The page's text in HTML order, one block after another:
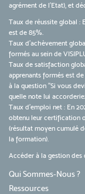
agrément de l’Etat), et
Taux de réussite global :
est de 85%.
Taux d’achèvement
formés au sein de
Taux de satisfaction
apprenants formés est
à la question "Si vous
quelle note lui
Taux d’emploi net : En
obtenu leur certification
(résultat moyen cumulé
la formation).
Accéder à la gestion des
Qui Sommes-Nous ?
Ressources